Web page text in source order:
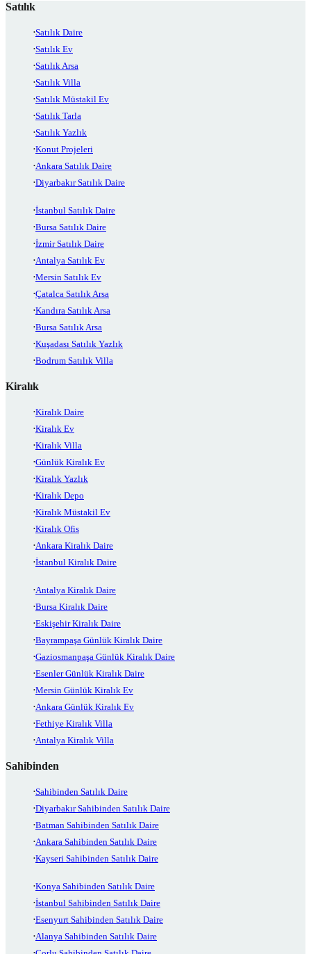
Satılık
Satılık Daire
Satılık Ev
Satılık Arsa
Satılık Villa
Satılık Müstakil Ev
Satılık Tarla
Satılık Yazlık
Konut Projeleri
Ankara Satılık Daire
Diyarbakır Satılık Daire
İstanbul Satılık Daire
Bursa Satılık Daire
İzmir Satılık Daire
Antalya Satılık Ev
Mersin Satılık Ev
Çatalca Satılık Arsa
Kandıra Satılık Arsa
Bursa Satılık Arsa
Kuşadası Satılık Yazlık
Bodrum Satılık Villa
Kiralık
Kiralık Daire
Kiralık Ev
Kiralık Villa
Günlük Kiralık Ev
Kiralık Yazlık
Kiralık Depo
Kiralık Müstakil Ev
Kiralık Ofis
Ankara Kiralık Daire
İstanbul Kiralık Daire
Antalya Kiralık Daire
Bursa Kiralık Daire
Eskişehir Kiralık Daire
Bayrampaşa Günlük Kiralık Daire
Gaziosmanpaşa Günlük Kiralık Daire
Esenler Günlük Kiralık Daire
Mersin Günlük Kiralık Ev
Ankara Günlük Kiralık Ev
Fethiye Kiralık Villa
Antalya Kiralık Villa
Sahibinden
Sahibinden Satılık Daire
Diyarbakır Sahibinden Satılık Daire
Batman Sahibinden Satılık Daire
Ankara Sahibinden Satılık Daire
Kayseri Sahibinden Satılık Daire
Konya Sahibinden Satılık Daire
İstanbul Sahibinden Satılık Daire
Esenyurt Sahibinden Satılık Daire
Alanya Sahibinden Satılık Daire